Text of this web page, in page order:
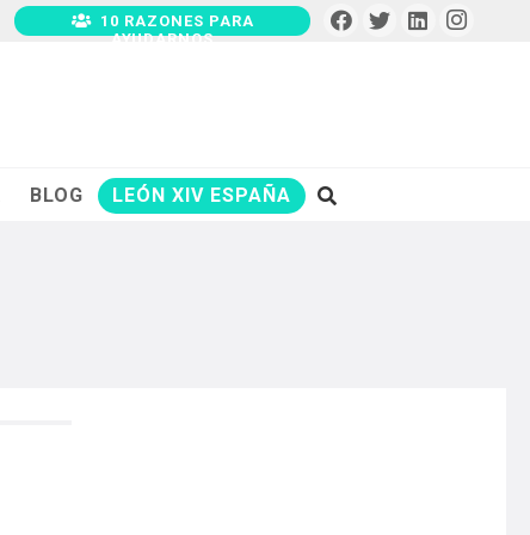
10 RAZONES PARA
AYUDARNOS
BLOG LEÓN XIV ESPAÑA